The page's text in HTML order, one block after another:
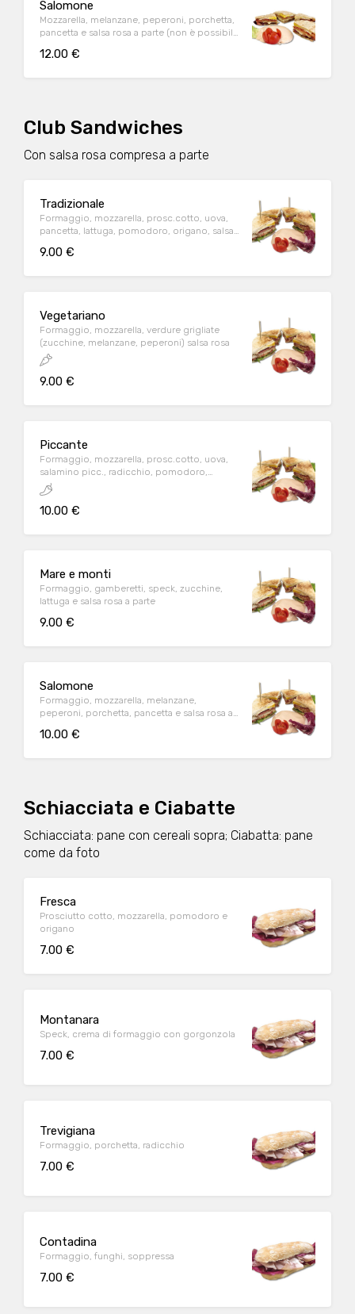
Salomone
Mozzarella, melanzane, peperoni, porchetta,
pancetta e salsa rosa a parte (non è possibile
12.00 €
Club Sandwiches
Con salsa rosa compresa a parte
Tradizionale
Formaggio, mozzarella, prosc.cotto, uova,
pancetta, lattuga, pomodoro, origano, salsa
9.00 €
Vegetariano
Formaggio, mozzarella, verdure grigliate
(zucchine, melanzane, peperoni) salsa rosa
9.00 €
Piccante
Formaggio, mozzarella, prosc.cotto, uova,
salamino picc., radicchio, pomodoro,
origano, salsa rosa
10.00 €
Mare e monti
Formaggio, gamberetti, speck, zucchine,
lattuga e salsa rosa a parte
9.00 €
Salomone
Formaggio, mozzarella, melanzane,
peperoni, porchetta, pancetta e salsa rosa a
10.00 €
Schiacciata e Ciabatte
Schiacciata: pane con cereali sopra; Ciabatta: pane
come da foto
Fresca
Prosciutto cotto, mozzarella, pomodoro e
origano
7.00 €
Montanara
Speck, crema di formaggio con gorgonzola
7.00 €
Trevigiana
Formaggio, porchetta, radicchio
7.00 €
Contadina
Formaggio, funghi, soppressa
7.00 €